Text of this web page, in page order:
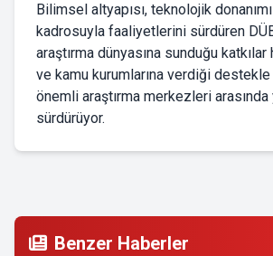
Bilimsel altyapısı, teknolojik
kadrosuyla faaliyetlerini sürdüren
araştırma dünyasına sunduğu
ve kamu kurumlarına verdiği destekle
önemli araştırma merkezleri arasında
sürdürüyor.
Benzer Haberler